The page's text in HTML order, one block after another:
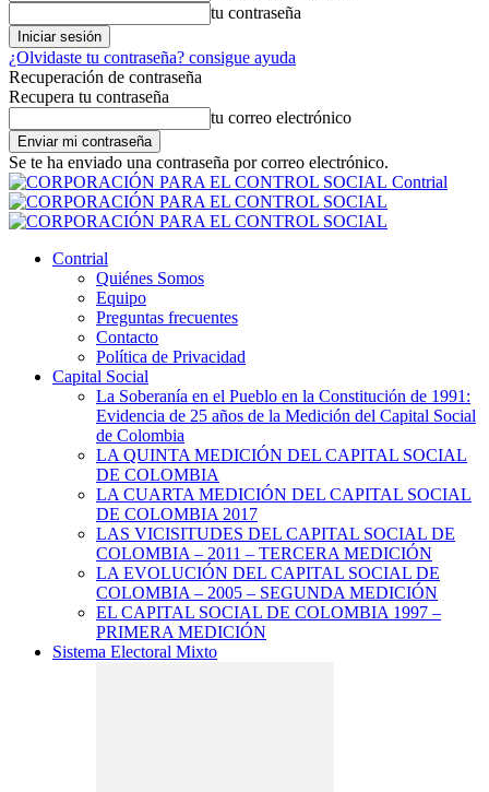
tu contraseña
¿Olvidaste tu contraseña? consigue ayuda
Recuperación de contraseña
Recupera tu contraseña
tu correo electrónico
Se te ha enviado una contraseña por correo electrónico.
Contrial
Contrial
Quiénes Somos
Equipo
Preguntas frecuentes
Contacto
Política de Privacidad
Capital Social
La Soberanía en el Pueblo en la Constitución de 1991:
Evidencia de 25 años de la Medición del Capital Social
de Colombia
LA QUINTA MEDICIÓN DEL CAPITAL SOCIAL
DE COLOMBIA
LA CUARTA MEDICIÓN DEL CAPITAL SOCIAL
DE COLOMBIA 2017
LAS VICISITUDES DEL CAPITAL SOCIAL DE
COLOMBIA – 2011 – TERCERA MEDICIÓN
LA EVOLUCIÓN DEL CAPITAL SOCIAL DE
COLOMBIA – 2005 – SEGUNDA MEDICIÓN
EL CAPITAL SOCIAL DE COLOMBIA 1997 –
PRIMERA MEDICIÓN
Sistema Electoral Mixto